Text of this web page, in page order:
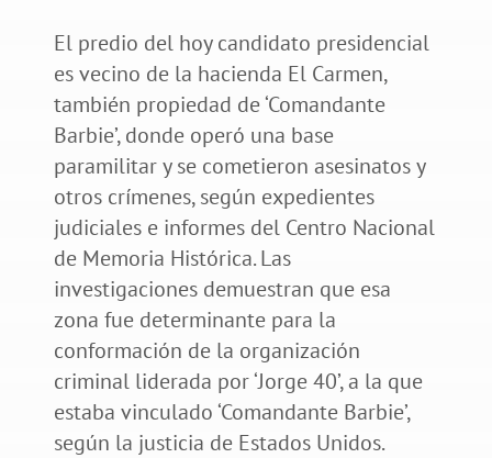
El predio del hoy candidato presidencial
es vecino de la hacienda El Carmen,
también propiedad de ‘Comandante
Barbie’, donde operó una base
paramilitar y se cometieron asesinatos y
otros crímenes, según expedientes
judiciales e informes del Centro Nacional
de Memoria Histórica. Las
investigaciones demuestran que esa
zona fue determinante para la
conformación de la organización
criminal liderada por ‘Jorge 40’, a la que
estaba vinculado ‘Comandante Barbie’,
según la justicia de Estados Unidos.